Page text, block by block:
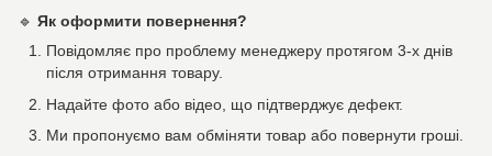
🔹 Як оформити повернення?
Повідомляє про проблему менеджеру протягом 3-х днів
після отримання товару.
Надайте фото або відео, що підтверджує дефект.
Ми пропонуємо вам обміняти товар або повернути гроші.